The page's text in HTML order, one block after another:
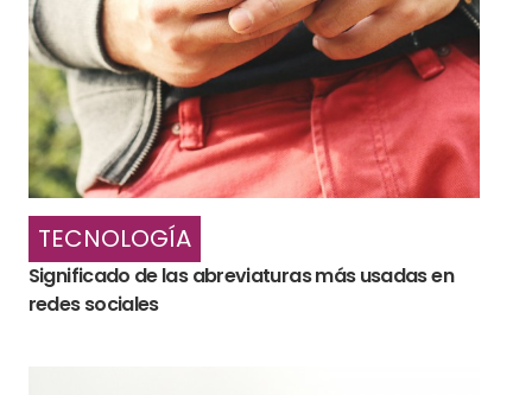
TECNOLOGÍA
Significado de las abreviaturas más usadas en
redes sociales